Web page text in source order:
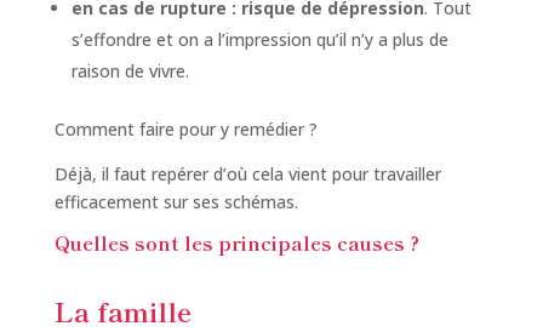
en cas de rupture : risque de dépression. Tout
s’effondre et on a l’impression qu’il n’y a plus de
raison de vivre.
Comment faire pour y remédier ?
Déjà, il faut repérer d’où cela vient pour travailler
efficacement sur ses schémas.
Quelles sont les principales causes ?
La famille